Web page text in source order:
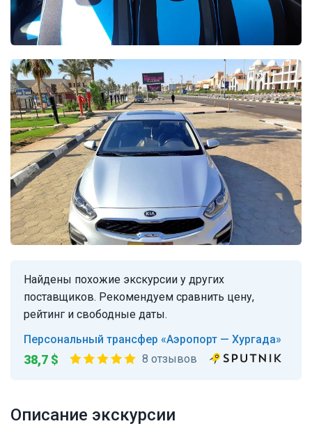
Описание экскурсии
Найдены похожие экскурсии у других
поставщиков. Рекомендуем сравнить цену,
рейтинг и свободные даты.
Персональный трансфер «Аэропорт — Хургада»
38,7 $ 8 отзывов